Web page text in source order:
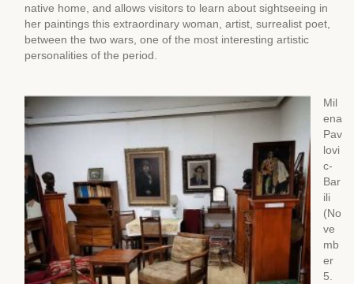
native home, and allows visitors to learn about sightseeing in
her paintings this extraordinary woman, artist, surrealist poet,
between the two wars, one of the most interesting artistic
personalities of the period.
Mil
ena
Pav
lovi
c-
Bar
ili
(No
ve
mb
er
5.